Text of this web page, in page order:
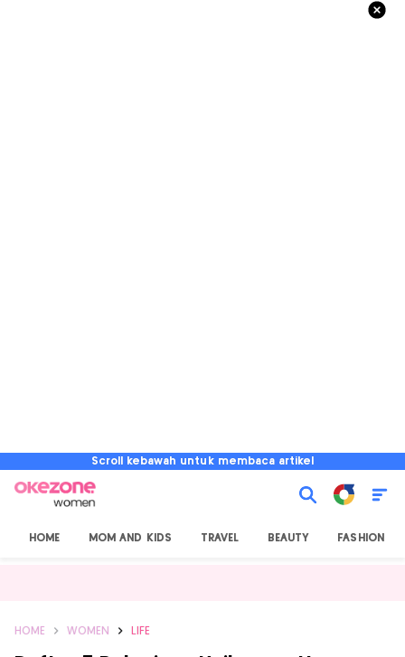
Scroll kebawah untuk membaca artikel
HOME MOM AND KIDS TRAVEL BEAUTY FASHION
HOME WOMEN LIFE